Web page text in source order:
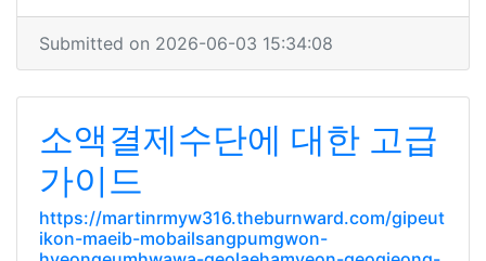
Submitted on 2026-06-03 15:34:08
소액결제수단에 대한 고급
가이드
https://martinrmyw316.theburnward.com/gipeut
ikon-maeib-mobailsangpumgwon-